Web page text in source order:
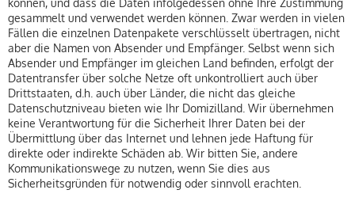
gesammelt und verwendet werden können. Zwar werden in vielen
Fällen die einzelnen Datenpakete verschlüsselt übertragen, nicht
aber die Namen von Absender und Empfänger. Selbst wenn sich
Absender und Empfänger im gleichen Land befinden, erfolgt der
Datentransfer über solche Netze oft unkontrolliert auch über
Drittstaaten, d.h. auch über Länder, die nicht das gleiche
Datenschutzniveau bieten wie Ihr Domizilland. Wir übernehmen
keine Verantwortung für die Sicherheit Ihrer Daten bei der
Übermittlung über das Internet und lehnen jede Haftung für
direkte oder indirekte Schäden ab. Wir bitten Sie, andere
Kommunikationswege zu nutzen, wenn Sie dies aus
Sicherheitsgründen für notwendig oder sinnvoll erachten.